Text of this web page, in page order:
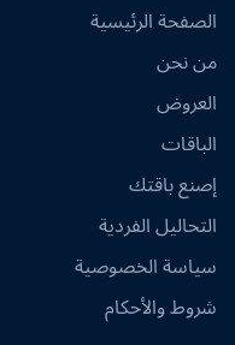
الصفحة الرئيسية
من نحن
العروض
الباقات
إصنع باقتك
التحاليل الفردية
سياسة الخصوصية
شروط والأحكام